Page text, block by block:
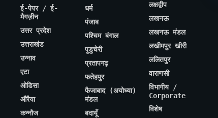
ई-पेपर / ई-
मैगज़ीन
उत्तर प्रदेश
उत्तराखंड
उन्नाव
एटा
ओडिसा
औरैया
कन्नौज
धर्म
पंजाब
पश्चिम बंगाल
पुडुचेरी
प्रतापगढ़
फतेहपुर
फैजाबाद (अयोध्या)
मंडल
बदायूँ
लक्षद्वीप
लखनऊ
लखनऊ मंडल
लखीमपुर खीरी
ललितपुर
वाराणसी
विभागीय /
Corporate
विशेष